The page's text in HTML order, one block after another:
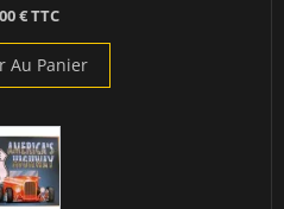
€ TTC
Au Panier